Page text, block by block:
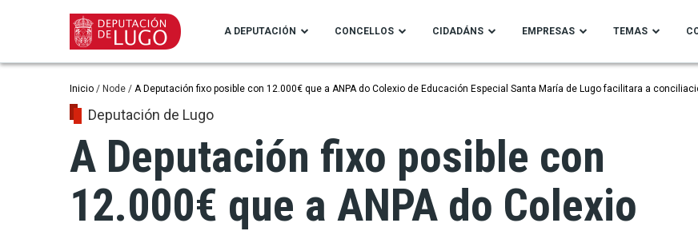
principal
A DEPUTACIÓN CONCELLOS CIDADÁNS EMPRESAS TEMAS
Miga
de
pan
Inicio Node A Deputación fixo posible con 12.000€ que a ANPA do Colexio de Educación Especial Santa María de Lugo facilitara a
Deputación de Lugo
A Deputación fixo posible con
12.000€ que a ANPA do Colexio